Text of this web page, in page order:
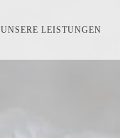
UNSERE LEISTUNGEN